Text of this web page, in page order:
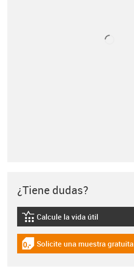
¿Tiene dudas?
igus-icon-lebensdauerrechner
Calcule la vida útil
igus-icon-gratismuster
Solicite una muestra gratuita